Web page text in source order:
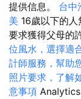
提供信息。 台中
美 16歲以下的
要求獲得父母的
位風水，選擇適
計師服務，幫助
照片要求，了解
意事項 Analytics